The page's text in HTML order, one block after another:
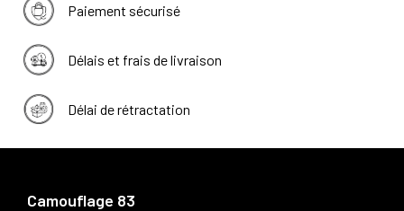
Paiement sécurisé
Délais et frais de livraison
Délai de rétractation
Camouflage 83